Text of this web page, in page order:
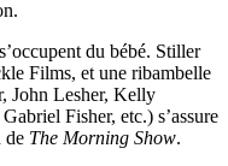
du bébé. Stiller
Films, et une ribambelle
John Lesher, Kelly
Fisher, etc.) s’assure
de The Morning Show.